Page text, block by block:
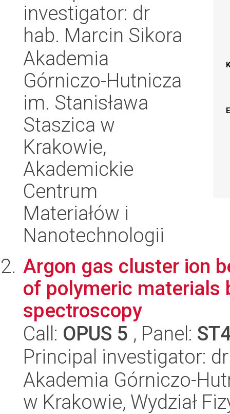
investigator: dr
hab. Marcin Sikora
Akademia
Górniczo-Hutnicza
im. Stanisława
Staszica w
Krakowie,
Akademickie
Centrum
Materiałów i
Nanotechnologii
Argon gas cluster ion
of polymeric materials
spectroscopy
Call: OPUS 5 , Panel:
Principal investigator:
Akademia Górniczo-
w Krakowie, Wydział